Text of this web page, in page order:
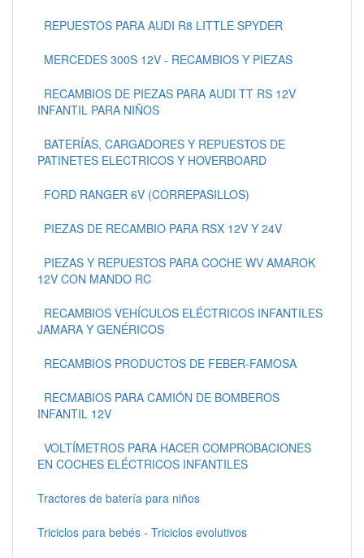
REPUESTOS PARA AUDI R8 LITTLE SPYDER
MERCEDES 300S 12V - RECAMBIOS Y PIEZAS
RECAMBIOS DE PIEZAS PARA AUDI TT RS 12V
INFANTIL PARA NIÑOS
BATERÍAS, CARGADORES Y REPUESTOS DE
PATINETES ELECTRICOS Y HOVERBOARD
FORD RANGER 6V (CORREPASILLOS)
PIEZAS DE RECAMBIO PARA RSX 12V Y 24V
PIEZAS Y REPUESTOS PARA COCHE WV AMAROK
12V CON MANDO RC
RECAMBIOS VEHÍCULOS ELÉCTRICOS INFANTILES
JAMARA Y GENÉRICOS
RECAMBIOS PRODUCTOS DE FEBER-FAMOSA
RECMABIOS PARA CAMIÓN DE BOMBEROS
INFANTIL 12V
VOLTÍMETROS PARA HACER COMPROBACIONES
EN COCHES ELÉCTRICOS INFANTILES
Tractores de batería para niños
Triciclos para bebés - Triciclos evolutivos